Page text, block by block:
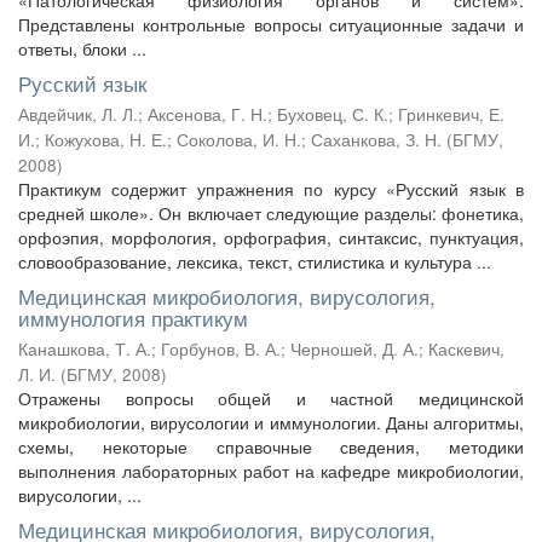
Представлены контрольные вопросы ситуационные задачи и
ответы, блоки ...
Русский язык
Авдейчик, Л. Л.; Аксенова, Г. Н.; Буховец, С. К.; Гринкевич, Е.
И.; Кожухова, Н. Е.; Соколова, И. Н.; Саханкова, З. Н. (БГМУ,
2008)
Практикум содержит упражнения по курсу «Русский язык в
средней школе». Он включает следующие разделы: фонетика,
орфоэпия, морфология, орфография, синтаксис, пунктуация,
словообразование, лексика, текст, стилистика и культура ...
Медицинская микробиология, вирусология,
иммунология практикум
Канашкова, Т. А.; Горбунов, В. А.; Черношей, Д. А.; Каскевич,
Л. И. (БГМУ, 2008)
Отражены вопросы общей и частной медицинской
микробиологии, вирусологии и иммунологии. Даны алгоритмы,
схемы, некоторые справочные сведения, методики
выполнения лабораторных работ на кафедре микробиологии,
вирусологии, ...
Медицинская микробиология, вирусология,